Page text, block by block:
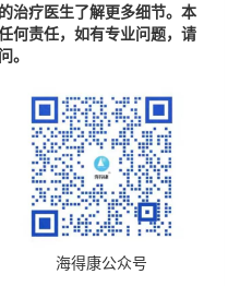
治疗医生了解更多细节。本
何责任，如有专业问题，请
。
海得康公众号